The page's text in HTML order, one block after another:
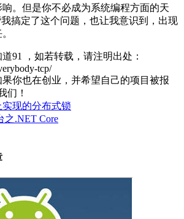
。但是你不必成为系统编程方面的天
搞定了这个问题，也让我意识到，出现
91
，如若转载，请注明出处：
tcp/
你也在创业，并希望自己的项目被报
们！
实现的分布式锁
之.NET Core